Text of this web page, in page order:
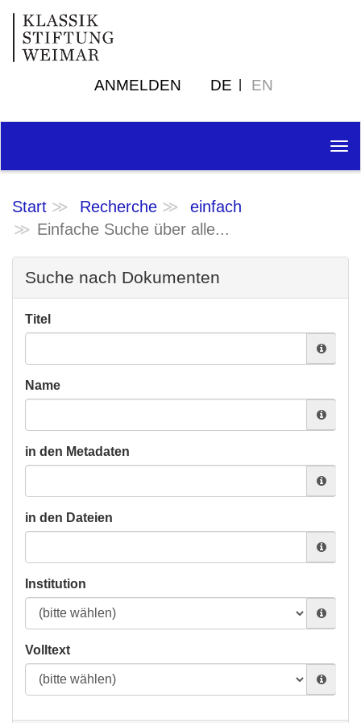
ANMELDEN DE EN
Start Recherche
einfach
Einfache Suche über alle...
Suche nach Dokumenten
Titel
Name
in den Metadaten
in den Dateien
Institution
Volltext